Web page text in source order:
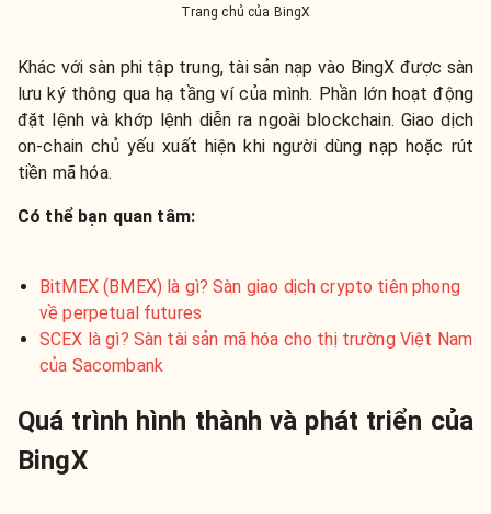
Trang chủ của BingX
Khác với sàn phi tập trung, tài sản nạp vào BingX được sàn
lưu ký thông qua hạ tầng ví của mình. Phần lớn hoạt động
đặt lệnh và khớp lệnh diễn ra ngoài blockchain. Giao dịch
on-chain chủ yếu xuất hiện khi người dùng nạp hoặc rút
tiền mã hóa.
Có thể bạn quan tâm:
BitMEX (BMEX) là gì? Sàn giao dịch crypto tiên phong
về perpetual futures
SCEX là gì? Sàn tài sản mã hóa cho thị trường Việt Nam
của Sacombank
Quá trình hình thành và phát triển của
BingX